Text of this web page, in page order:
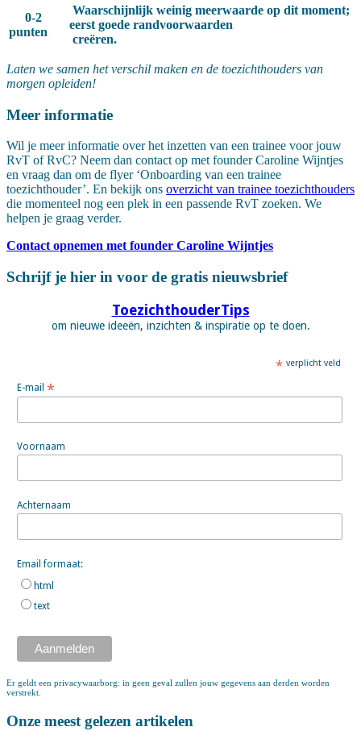
0-2
punten
Waarschijnlijk weinig meerwaarde op dit moment;
eerst goede randvoorwaarden
creëren.
Laten we samen het verschil maken en de toezichthouders van
morgen opleiden!
Meer informatie
Wil je meer informatie over het inzetten van een trainee voor jouw
RvT of RvC? Neem dan contact op met founder Caroline Wijntjes
en vraag dan om de flyer ‘Onboarding van een trainee
toezichthouder’. En bekijk ons overzicht van trainee toezichthouders
die momenteel nog een plek in een passende RvT zoeken. We
helpen je graag verder.
Contact opnemen met founder Caroline Wijntjes
Schrijf je hier in voor de gratis nieuwsbrief
ToezichthouderTips
om nieuwe ideeën, inzichten & inspiratie op te doen.
*verplicht veld
E-mail *
Voornaam
Achternaam
Email formaat:
html
text
Er geldt een privacywaarborg: in geen geval zullen jouw gegevens aan derden worden
verstrekt.
Onze meest gelezen artikelen